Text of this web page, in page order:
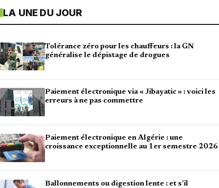
LA UNE DU JOUR
Tolérance zéro pour les chauffeurs : la GN
généralise le dépistage de drogues
Paiement électronique via « Jibayatic » : voici les
erreurs à ne pas commettre
Paiement électronique en Algérie : une
croissance exceptionnelle au 1er semestre 2026
Ballonnements ou digestion lente : et s’il